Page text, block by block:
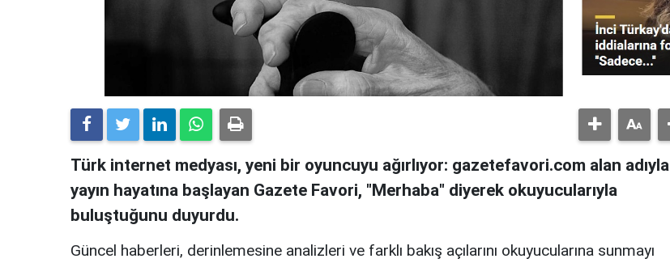
Türk internet medyası, yeni bir oyuncuyu ağırlıyor: gazetefavori.com alan adıyla
yayın hayatına başlayan Gazete Favori, "Merhaba" diyerek okuyucularıyla
buluştuğunu duyurdu.
Güncel haberleri, derinlemesine analizleri ve farklı bakış açılarını okuyucularına sunmayı